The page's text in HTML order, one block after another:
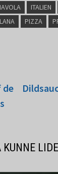
ITALIEN
PIZZA
de
KUNNE LIDE